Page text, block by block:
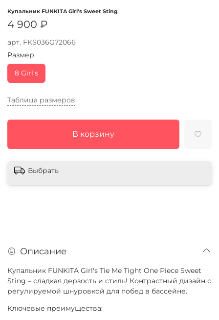
арт. FKS036G72066
Купальник FUNKITA Girl's Sweet Sting
4 900 ₽
Таблица размеров
В корзину
Размер
8 Girl's
Выбрать
Описание
Купальник FUNKITA Girl's Tie Me Tight One Piece Sweet
Sting – сладкая дерзость и стиль! Контрастный дизайн с
регулируемой шнуровкой для побед в бассейне.
Ключевые преимущества: